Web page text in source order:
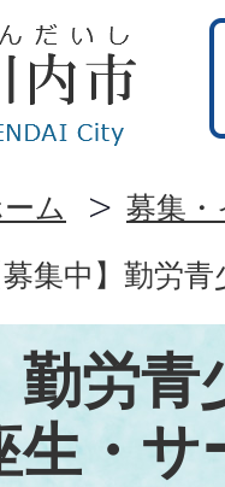
ム 募集
募集中】勤労
勤労
生・サ